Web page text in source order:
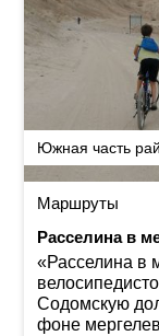
Южная часть
Маршруты
Расселина в
«Расселина в
Содомскую
фоне